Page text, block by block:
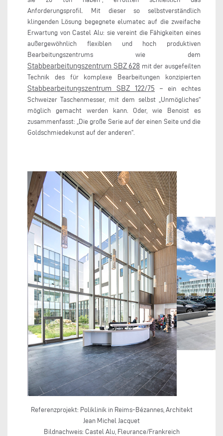
Anforderungsprofil. Mit dieser so selbstverständlich
klingenden Lösung begegnete elumatec auf die zweifache
Erwartung von Castel Alu: sie vereint die Fähigkeiten eines
außergewöhnlich flexiblen und hoch produktiven
Bearbeitungszentrums wie dem
Stabbearbeitungszentrum SBZ 628 mit der ausgefeilten
Technik des für komplexe Bearbeitungen konzipierten
Stabbearbeitungszentrum SBZ 122/75 – ein echtes
Schweizer Taschenmesser, mit dem selbst „Unmögliches“
möglich gemacht werden kann. Oder, wie Benoist es
zusammenfasst: „Die große Serie auf der einen Seite und die
Goldschmiedekunst auf der anderen“.
Referenzprojekt: Poliklinik in Reims-Bézannes, Architekt
Jean Michel Jacquet
Bildnachweis: Castel Alu, Fleurance/Frankreich